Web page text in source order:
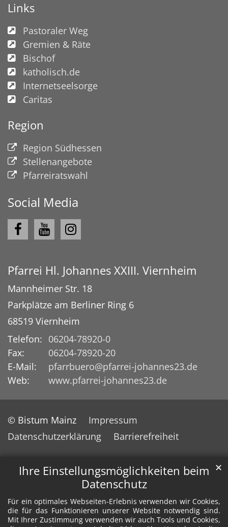
Ihre Einstellungsmöglichkeiten beim
Datenschutz
Für ein optimales Webseiten-Erlebnis verwenden wir Cookies,
die für das Funktionieren unserer Website notwendig sind.
Mit Ihrer Zustimmung verwenden wir auch Tools und Cookies,
✕
Links
Pastoraler Weg
Gremien & Räte
Bischof
katholisch.de
Internetseelsorge
Caritas
Region
Region Südhessen
Stellenangebote
Pfarreiratswahl
Social Media
Pfarrei Hl. Johannes XXIII. Viernheim
Mannheimer Str. 18
Parkplätze am Berliner Ring 6
68519 Viernheim
Telefon: 06204-78920-0
Fax:
06204-78920-20
E-Mail:
pfarrbuero@pfarrei-johannes23.de
Web:
www.pfarrei-johannes23.de
© Bistum Mainz
Impressum
Datenschutzerklärung
Barrierefreiheit